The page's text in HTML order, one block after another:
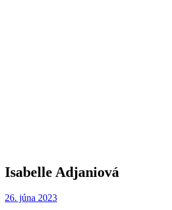
Isabelle Adjaniová
26. júna 2023